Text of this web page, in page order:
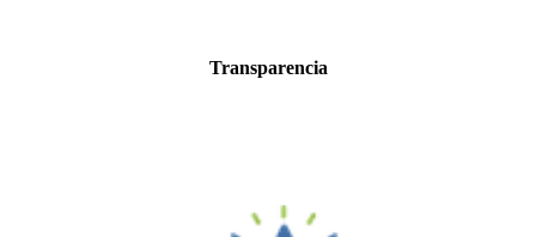
Transparencia